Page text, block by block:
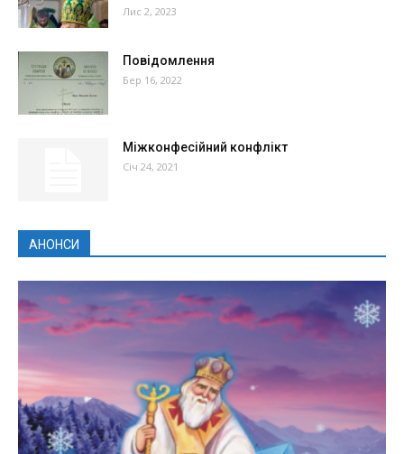
Лис 2, 2023
Повідомлення
Бер 16, 2022
Міжконфесійний конфлікт
Січ 24, 2021
АНОНСИ